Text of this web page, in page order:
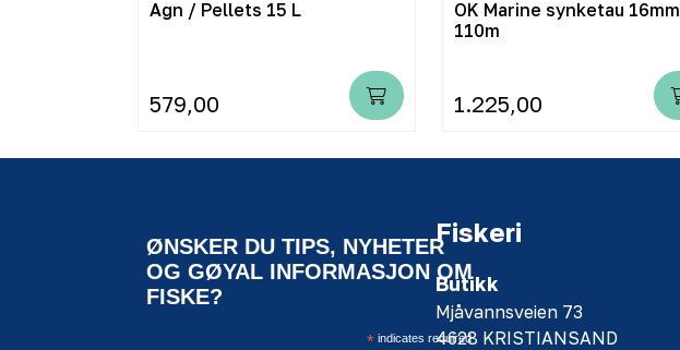
Agn / Pellets 15 L
579,00
OK Marine synketau 16mm
110m
1.225,00
ØNSKER DU TIPS, NYHETER
OG GØYAL INFORMASJON OM
FISKE?
*indicates required
Fiskeri
Butikk
Mjåvannsveien 73
4628 KRISTIANSAND